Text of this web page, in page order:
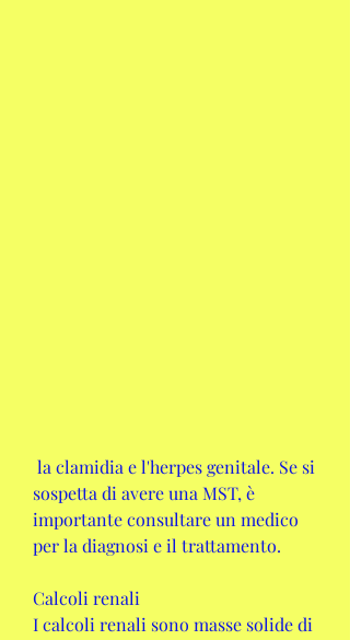
sospetta di avere una MST, è
importante consultare un medico
per la diagnosi e il trattamento.
Calcoli renali
I calcoli renali sono masse solide di